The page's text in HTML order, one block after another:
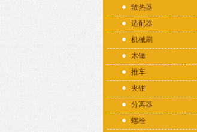
散热器
适配器
机械刷
木锤
推车
夹钳
分离器
螺栓